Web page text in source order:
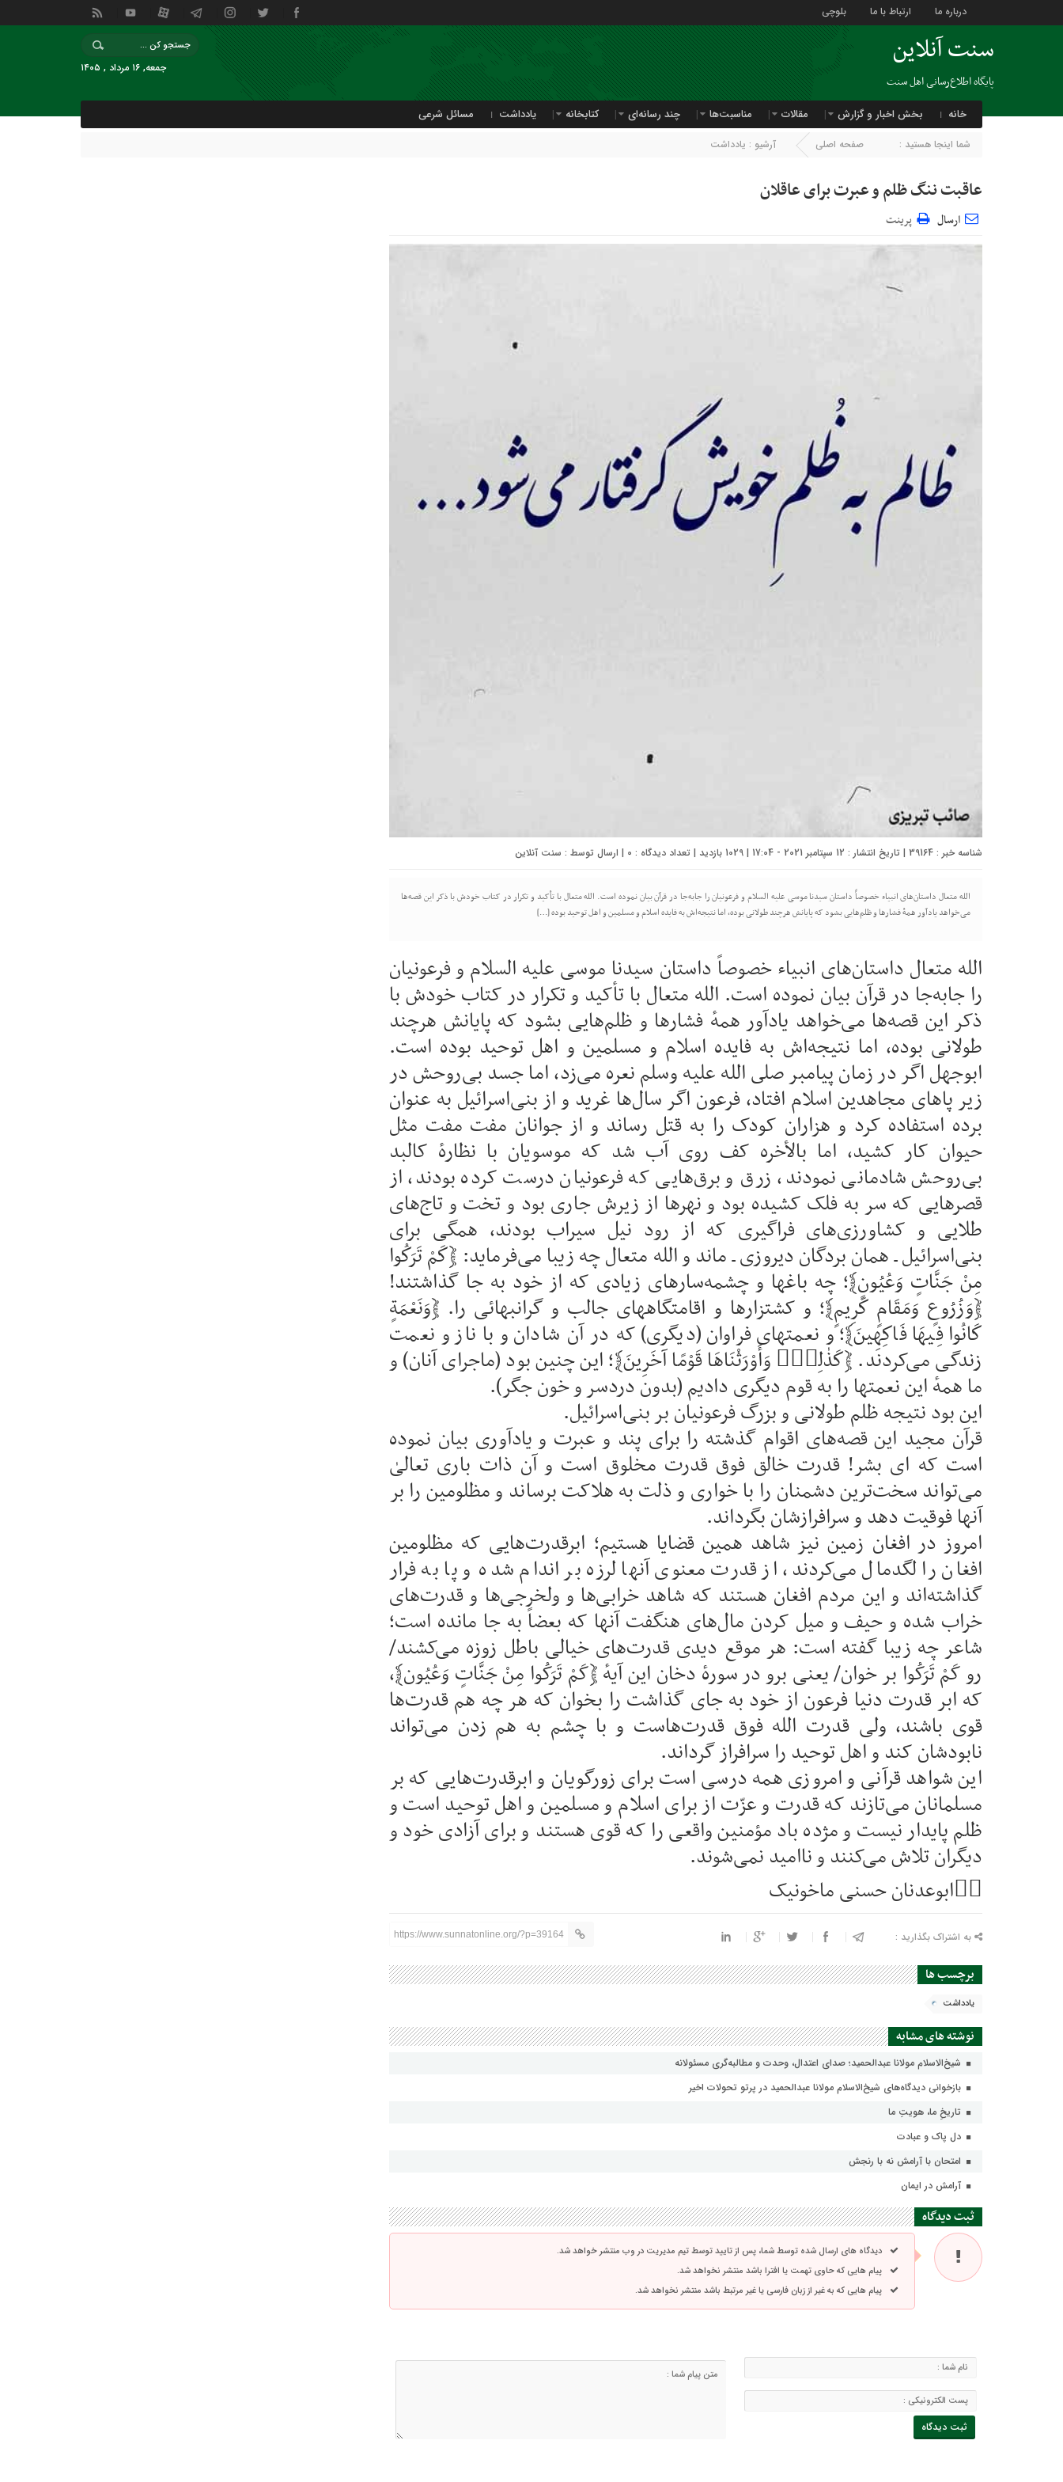
درباره ما ارتباط با ما بلوچی
سنت آنلاین
پایگاه اطلاع‌رسانی اهل سنت
جمعه, ۱۶ مرداد , ۱۴۰۵
خانه بخش اخبار و گزارش مقالات مناسبت‌ها چند رسانه‌ای کتابخانه یادداشت مسائل شرعی
شما اینجا هستید : صفحه اصلی آرشیو : یادداشت
عاقبت ننگ‌ ظلم و عبرت برای عاقلان
ارسال پرینت
شناسه خبر : 39164 | تاریخ انتشار : 12 سپتامبر 2021 - 17:04 | 1029 بازدید | تعداد دیدگاه : 0 | ارسال توسط : سنت آنلاین
الله متعال داستان‌های انبیاء خصوصاً داستان سیدنا موسی علیه السلام و فرعونیان را جابه‌جا در قرآن بیان نموده است. الله متعال با تأکید و تکرار در کتاب خودش با ذکر این قصه‌ها
می‌خواهد یادآور همهٔ فشارها و ظلم‌هایی بشود که پایانش هرچند طولانی بوده، اما نتیجه‌اش به فایده اسلام و مسلمین و اهل توحید بوده […]
الله متعال داستان‌های انبیاء خصوصاً داستان سیدنا موسی علیه السلام و فرعونیان
را جابه‌جا در قرآن بیان نموده است. الله متعال با تأکید و تکرار در کتاب خودش با
ذکر این قصه‌ها می‌خواهد یادآور همهٔ فشارها و ظلم‌هایی بشود که پایانش هرچند
طولانی بوده، اما نتیجه‌اش به فایده اسلام و مسلمین و اهل توحید بوده است.
ابوجهل اگر در زمان پیامبر صلى الله علیه وسلم نعره می‌زد، اما جسد بی‌روحش در
زیر پاهای مجاهدین اسلام افتاد، فرعون اگر سال‌ها غرید و از بنی‌اسرائیل به عنوان
برده استفاده کرد و هزاران کودک را به قتل رساند و از جوانان مفت مفت مثل
حیوان کار کشید، اما بالأخره کف روی آب شد که موسویان با نظارهٔ کالبد
بی‌روحش شادمانی نمودند، زرق و برق‌هایی که فرعونیان درست کرده بودند، از
قصرهایی که سر به فلک کشیده بود و نهرها از زیرش جاری بود و تخت و تاج‌های
طلایی و کشاورزی‌های فراگیری که از رود نیل سیراب بودند، همگی برای
بنی‌اسرائیل ـ همان بردگان دیروزی ـ ماند و الله متعال چه زیبا می‌فرماید: ﴿كَمْ تَرَكُوا
مِنْ جَنَّاتٍ وَعُيُونٍ﴾؛ چه باغها و چشمه‌سارهای زیادی که از خود به جا گذاشتند!
﴿وَزُرُوعٍ وَمَقَامٍ كَرِيمٍ﴾؛ و کشتزارها و اقامتگاههای جالب و گرانبهائی را. ﴿وَنَعْمَةٍ
كَانُوا فِيهَا فَاكِهِينَ﴾؛ و نعمتهای فراوان (دیگری) که در آن شادان و با ناز و نعمت
زندگی می‌کردند. ﴿كَذٰلِكَۖ وَأَوْرَثْنَاهَا قَوْمًا آخَرِينَ﴾؛ این چنین بود (ماجرای آنان) و
ما همهٔ این نعمتها را به قوم دیگری دادیم (بدون دردسر و خون جگر).
این بود نتیجه ظلم طولانی و بزرگ فرعونیان بر بنی‌اسرائیل.
قرآن مجید این قصه‌های اقوام گذشته را برای پند و عبرت و یادآوری بیان نموده
است که ای بشر! قدرت خالق فوق قدرت مخلوق است و آن ذات باری تعالیٰ
می‌تواند سخت‌ترین دشمنان را با خواری و ذلت به هلاکت برساند و مظلومین را بر
آنها فوقیت دهد و سرافرازشان بگرداند.
امروز در افغان زمین نیز شاهد همین قضایا هستیم؛ ابرقدرت‌هایی که مظلومین
افغان را لگدمال می‌کردند، از قدرت معنوی آنها لرزه بر اندام شده و پا به فرار
گذاشته‌اند و این مردم افغان هستند که شاهد خرابی‌ها و ولخرجی‌ها و قدرت‌های
خراب شده و حیف و میل کردن مال‌های هنگفت آنها که بعضاً به جا مانده است؛
شاعر چه زیبا گفته است: هر موقع دیدی قدرت‌های خیالی باطل زوزه می‌کشند/
رو کَمْ تَرَکُوا بر خوان/ یعنی برو در سورهٔ دخان این آیهٔ ﴿کَمْ تَرَکُوا مِنْ جَنَّاتٍ وَعُیُون﴾،
که ابر قدرت دنیا فرعون از خود به جای گذاشت را بخوان که هر چه هم قدرت‌ها
قوی باشند، ولی قدرت الله فوق قدرت‌هاست و با چشم به هم زدن می‌تواند
نابودشان کند و اهل توحید را سرافراز گرداند.
این شواهد قرآنی و امروزی همه درسی است برای زورگویان و ابرقدرت‌هایی که بر
مسلمانان می‌تازند که قدرت و عزّت از برای اسلام و مسلمین و اهل توحید است و
ظلم پایدار نیست و مژده باد مؤمنین واقعی را که قوی هستند و برای آزادی خود و
دیگران تلاش می‌کنند و ناامید نمی‌شوند.
✍🏻ابوعدنان حسنی ماخونیک
به اشتراک بگذارید : https://www.sunnatonline.org/?p=39164
برچسب ها
يادداشت
نوشته های مشابه
شیخ‌الاسلام مولانا عبدالحمید؛ صدای اعتدال، وحدت و مطالبه‌گری مسئولانه
بازخوانی دیدگاه‌های شیخ‌الاسلام مولانا عبدالحمید در پرتو تحولات اخیر
تاریخِ ما، هویتِ ما
دل پاک و عبادت
امتحان با آرامش نه با رنجش
آرامش در ایمان
ثبت دیدگاه
دیدگاه های ارسال شده توسط شما، پس از تایید توسط تیم مدیریت در وب منتشر خواهد شد.
پیام هایی که حاوی تهمت یا افترا باشد منتشر نخواهد شد.
پیام هایی که به غیر از زبان فارسی یا غیر مرتبط باشد منتشر نخواهد شد.